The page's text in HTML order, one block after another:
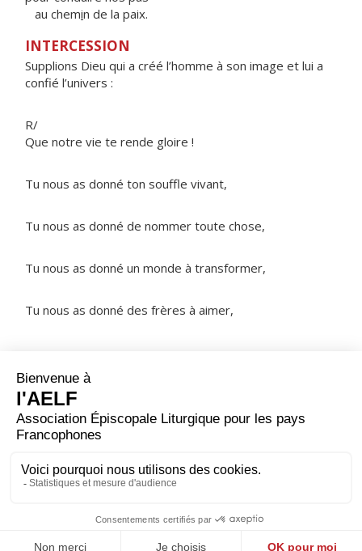
au chemin de la paix.
INTERCESSION
Supplions Dieu qui a créé l’homme à son image et lui a
confié l’univers :
R/
Que notre vie te rende gloire !
Tu nous as donné ton souffle vivant,
Tu nous as donné de nommer toute chose,
Tu nous as donné un monde à transformer,
Tu nous as donné des frères à aimer,
ORAISON
Dieu qui nous as fait parvenir au début de ce jour,
sauve-nous aujourd’hui par ta puissance : que nos
nos pensées, nos paroles et nos actes, nous cherchions
la justice du Royaume.